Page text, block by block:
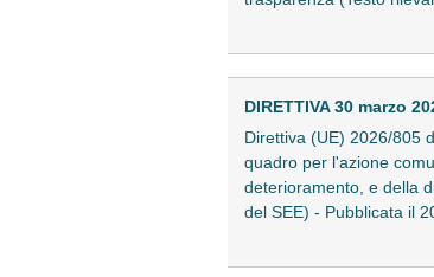
DIRETTIVA 30 marzo
Direttiva (UE) 2026/805
quadro per l'azione
deterioramento, e della
del SEE) - Pubblicata il